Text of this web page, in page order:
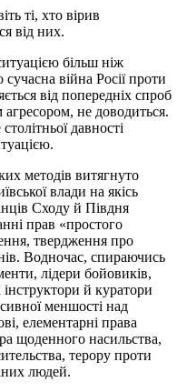
ті, хто вірив
від них.
більш ніж
війна Росії проти
від попередніх спроб
не доводиться.
давності
методів витягнуто
влади на якісь
Сходу й Півдня
прав «простого
твердження про
Водночас, спираючись
лідери бойовиків,
інструктори й куратори
меншості над
елементарні права
щоденного насильства,
терору проти
людей.